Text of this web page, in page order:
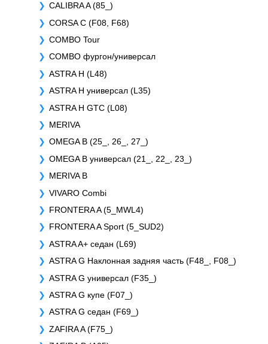
CALIBRA A (85_)
CORSA C (F08, F68)
COMBO Tour
COMBO фургон/универсал
ASTRA H (L48)
ASTRA H универсал (L35)
ASTRA H GTC (L08)
MERIVA
OMEGA B (25_, 26_, 27_)
OMEGA B универсал (21_, 22_, 23_)
MERIVA B
VIVARO Combi
FRONTERA A (5_MWL4)
FRONTERA A Sport (5_SUD2)
ASTRA A+ седан (L69)
ASTRA G Наклонная задняя часть (F48_, F08_)
ASTRA G универсал (F35_)
ASTRA G купе (F07_)
ASTRA G седан (F69_)
ZAFIRA A (F75_)